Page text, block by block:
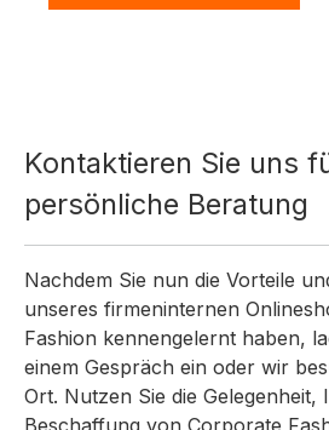
Kontaktieren Sie uns
persönliche Beratung
Nachdem Sie nun die Vorteile
unseres firmeninternen
Fashion kennengelernt haben,
einem Gespräch ein oder wir
Ort. Nutzen Sie die Gelegenheit,